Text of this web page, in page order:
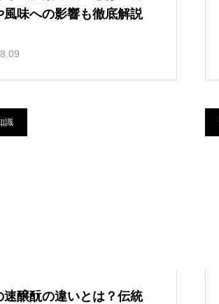
風味への影響も徹底解説
識
速醸酛の違いとは？伝統